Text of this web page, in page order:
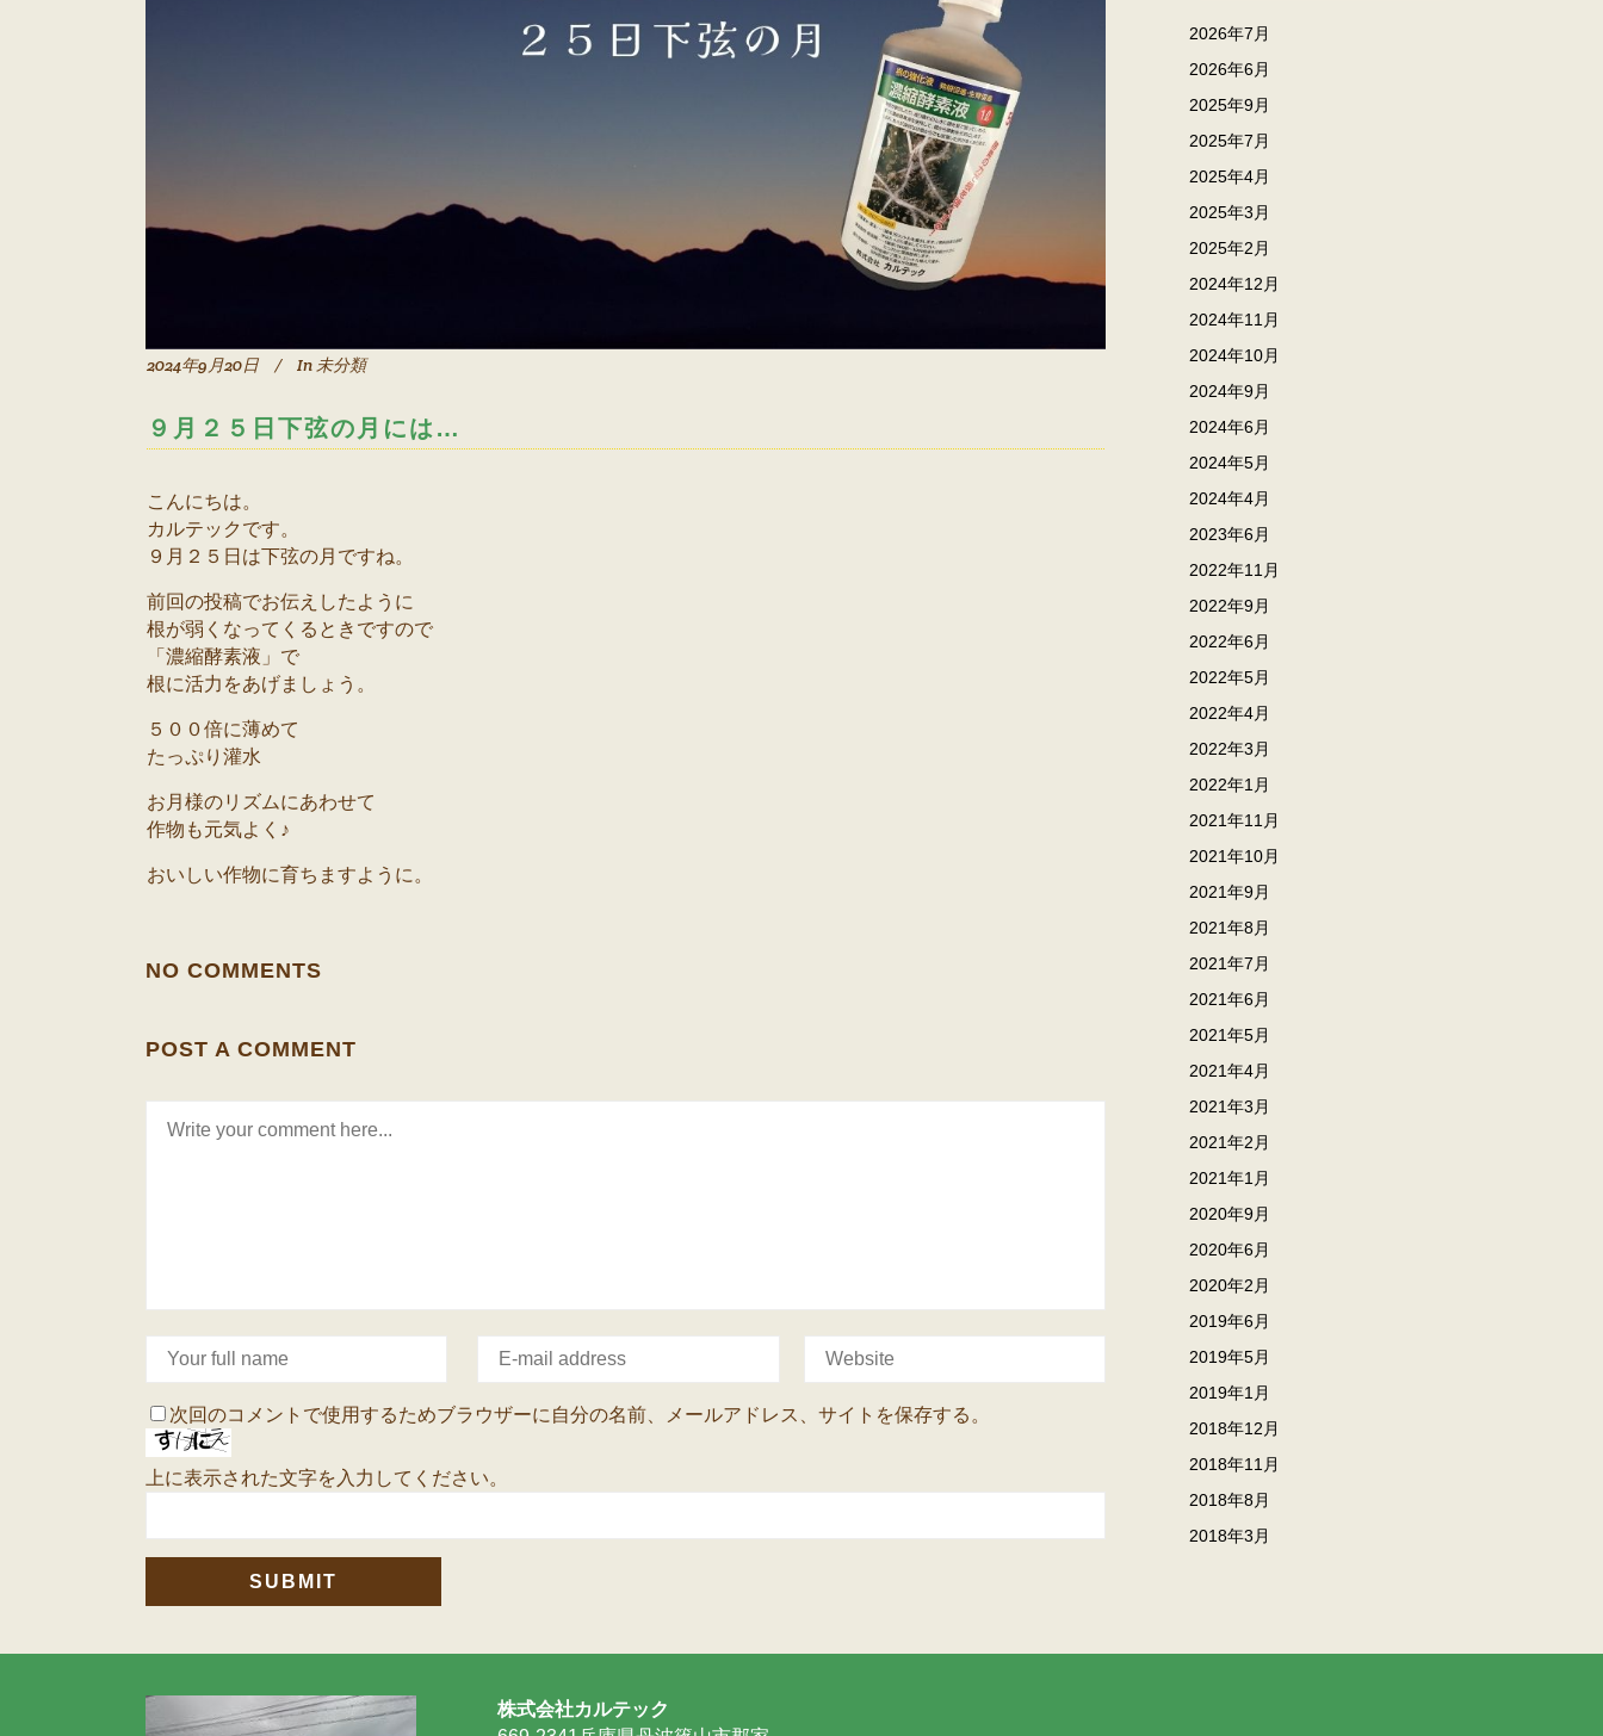
2024年9月20日 In未分類
９月２５日下弦の月には…
こんにちは。
カルテックです。
９月２５日は下弦の月ですね。
前回の投稿でお伝えしたように
根が弱くなってくるときですので
「濃縮酵素液」で
根に活力をあげましょう。
５００倍に薄めて
たっぷり灌水
お月様のリズムにあわせて
作物も元気よく♪
おいしい作物に育ちますように。
NO COMMENTS
POST A COMMENT
次回のコメントで使用するためブラウザーに自分の名前、メールアドレス、サイトを保存する。
上に表示された文字を入力してください。
2026年7月
2026年6月
2025年9月
2025年7月
2025年4月
2025年3月
2025年2月
2024年12月
2024年11月
2024年10月
2024年9月
2024年6月
2024年5月
2024年4月
2023年6月
2022年11月
2022年9月
2022年6月
2022年5月
2022年4月
2022年3月
2022年1月
2021年11月
2021年10月
2021年9月
2021年8月
2021年7月
2021年6月
2021年5月
2021年4月
2021年3月
2021年2月
2021年1月
2020年9月
2020年6月
2020年2月
2019年6月
2019年5月
2019年1月
2018年12月
2018年11月
2018年8月
2018年3月
株式会社カルテック